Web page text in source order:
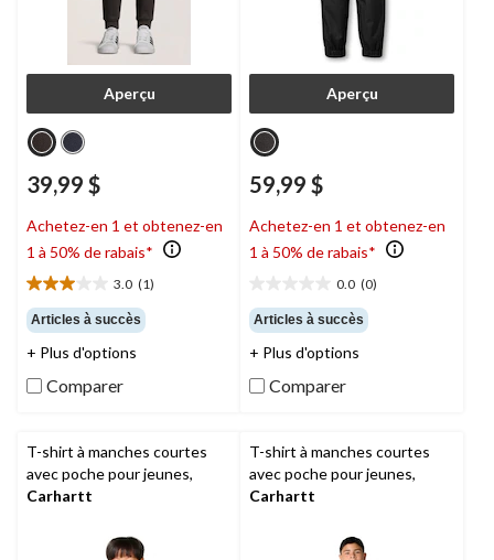
Aperçu
39,99 $
Achetez-en 1 et obtenez-en
1 à 50% de rabais*
3.0 (1)
3.0
étoile(s)
sur
5.
1
évaluation
Articles à succès
+ Plus d'options
Comparer
Aperçu
59,99 $
Achetez-en 1 et obtenez-en
1 à 50% de rabais*
0.0 (0)
étoile(s)
sur
5.
Articles à succès
+ Plus d'options
Comparer
T-shirt à manches courtes
avec poche pour jeunes,
Carhartt
T-shirt à manches courtes
avec poche pour jeunes,
Carhartt